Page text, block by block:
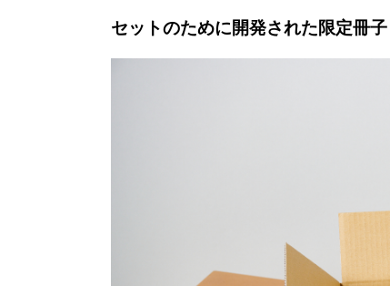
セットのために開発された限定冊